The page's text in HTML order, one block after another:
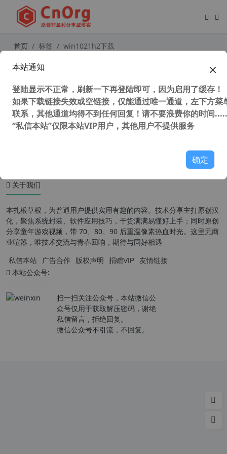
首页 标签 win1021h2下载
MSDN / VL 官方原版系统)
关于我们
本扎根草根，为普通用户提供实用有趣的内容。技术分享主打原创汉
化，聚焦系统封装、软件应用技巧，干货满满易懂好上手；同时原创
分享童年游戏视频，带 70、80、90 后重温像素热血时光。这里无商
业喧嚣，唯技术交流与青春回响，期待与同好相遇
私信本站 广告合作 版权声明 捐赠VIP 友情链接
本站公众号:
扫一扫关注公众号，本站微信公
众号仅用于获取解压密码，谢绝
私信留言，拒绝回复。
微信公众号不引流，不回复。
本站通知
登陆显示不正常，刷新一下再登陆即可，因为启用了缓存！
如果下载链接失效或空链接，仅能通过唯一通道，左下方菜
联系，其他通道均得不到任何回复！请不要浪费你的时间
“私信本站”仅限本站VIP用户，其他用户不提供服务
确定